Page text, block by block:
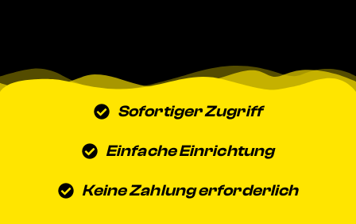
Sofortiger Zugriff
Einfache Einrichtung
Keine Zahlung erforderlich